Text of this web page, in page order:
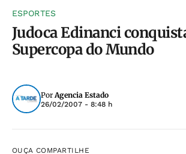
ESPORTES
Judoca Edinanci
Supercopa do Mundo
PorAgencia Estado
26/02/2007 - 8:48 h
OUÇA COMPARTILHE